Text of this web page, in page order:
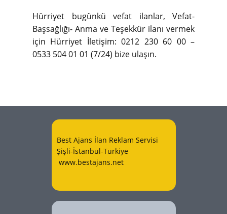
Hürriyet bugünkü vefat ilanlar, Vefat-
Başsağlığı- Anma ve Teşekkür ilanı vermek
için Hürriyet İletişim: 0212 230 60 00 –
0533 504 01 01 (7/24) bize ulaşın.
Best Ajans İlan Reklam Servisi
Şişli-İstanbul-Türkiye
www.bestajans.net